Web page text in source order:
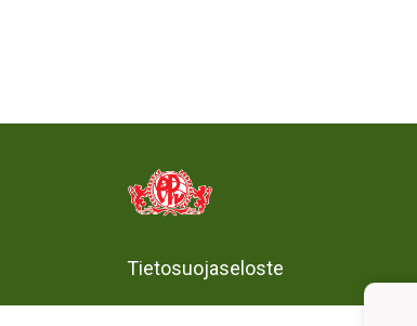
Tietosuojaseloste